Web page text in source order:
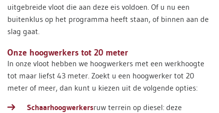
uitgebreide vloot die aan deze eis voldoen. Of u nu een
buitenklus op het programma heeft staan, of binnen aan de
slag gaat.
Onze hoogwerkers tot 20 meter
In onze vloot hebben we hoogwerkers met een werkhoogte
tot maar liefst 43 meter. Zoekt u een hoogwerker tot 20
meter of meer, dan kunt u kiezen uit de volgende opties:
Schaarhoogwerkersruw terrein op diesel: deze